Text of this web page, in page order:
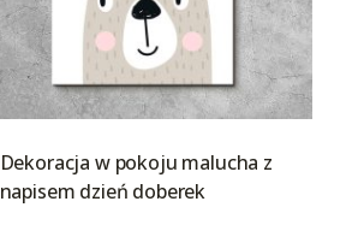
Dekoracja w pokoju malucha z
napisem dzień doberek